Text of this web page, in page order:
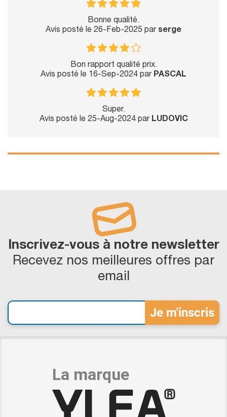
Bonne qualité.
Avis posté le 26-Feb-2025 par serge
Bon rapport qualité prix.
Avis posté le 16-Sep-2024 par PASCAL
Super.
Avis posté le 25-Aug-2024 par LUDOVIC
Inscrivez-vous à notre newsletter
Recevez nos meilleures offres par
email